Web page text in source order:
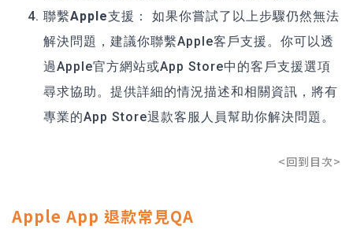
聯繫Apple支援：
如果你嘗試了以上步驟仍然無法
解決問題，建議你聯繫Apple客戶支援。你可以透
過Apple官方網站或App Store中的客戶支援選項
尋求協助。提供詳細的情況描述和相關資訊，將有
專業的App Store退款客服人員幫助你解決問題。
<回到目次>
Apple App 退款常見QA